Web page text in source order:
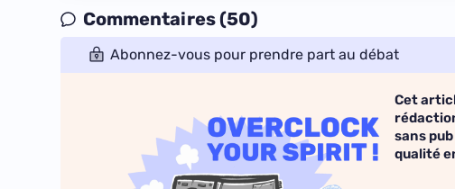
Commentaires (50)
Abonnez-vous pour prendre part au débat
Cet
sans
qualité